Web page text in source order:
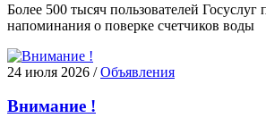
Более 500 тысяч пользователей Госуслуг
напоминания о поверке счетчиков воды
24 июля 2026 /Объявления
Внимание !